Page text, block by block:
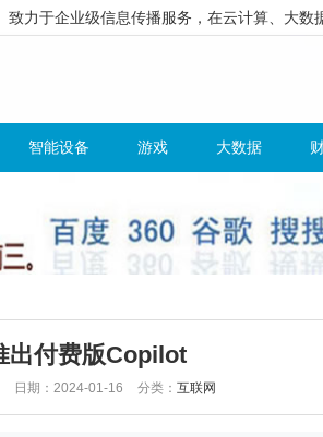
致力于企业级信息传播服务，在云计算、大
智能设备 游戏 大数据
出付费版Copilot
日期：2024-01-16 分类：互联网